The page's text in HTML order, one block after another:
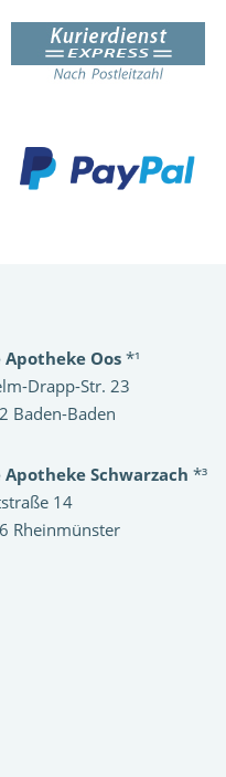
Apotheke Oos*¹
Drapp-Str. 23
Baden-Baden
Apotheke Schwarzach *³
14
Rheinmünster